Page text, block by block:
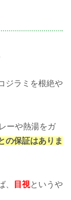
ジラミを根絶や
ーや熱湯をガ
の保証はありま
、 目視というや